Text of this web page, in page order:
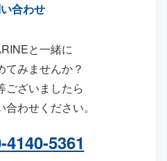
合わせ
と一緒に
てみませんか？
ございましたら
わせください。
4140-5361